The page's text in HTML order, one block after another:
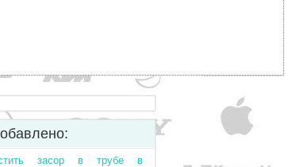
засор в трубе в